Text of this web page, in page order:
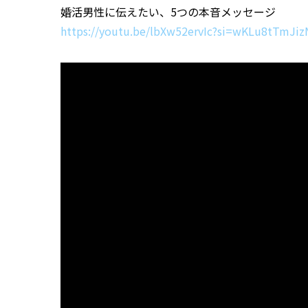
婚活男性に伝えたい、5つの本音メッセージ
https://youtu.be/